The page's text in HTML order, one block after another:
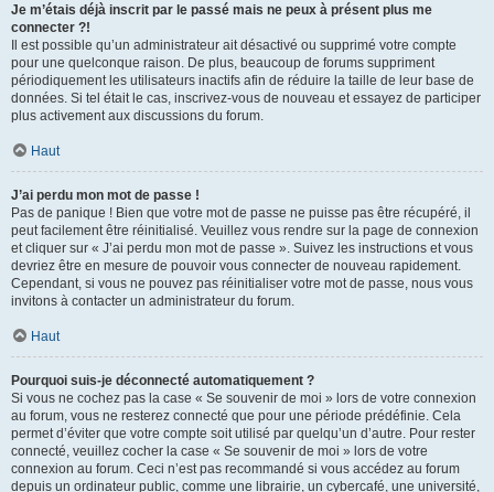
Je m’étais déjà inscrit par le passé mais ne peux à présent plus me
connecter ?!
Il est possible qu’un administrateur ait désactivé ou supprimé votre compte
pour une quelconque raison. De plus, beaucoup de forums suppriment
périodiquement les utilisateurs inactifs afin de réduire la taille de leur base de
données. Si tel était le cas, inscrivez-vous de nouveau et essayez de participer
plus activement aux discussions du forum.
Haut
J’ai perdu mon mot de passe !
Pas de panique ! Bien que votre mot de passe ne puisse pas être récupéré, il
peut facilement être réinitialisé. Veuillez vous rendre sur la page de connexion
et cliquer sur « J’ai perdu mon mot de passe ». Suivez les instructions et vous
devriez être en mesure de pouvoir vous connecter de nouveau rapidement.
Cependant, si vous ne pouvez pas réinitialiser votre mot de passe, nous vous
invitons à contacter un administrateur du forum.
Haut
Pourquoi suis-je déconnecté automatiquement ?
Si vous ne cochez pas la case « Se souvenir de moi » lors de votre connexion
au forum, vous ne resterez connecté que pour une période prédéfinie. Cela
permet d’éviter que votre compte soit utilisé par quelqu’un d’autre. Pour rester
connecté, veuillez cocher la case « Se souvenir de moi » lors de votre
connexion au forum. Ceci n’est pas recommandé si vous accédez au forum
depuis un ordinateur public, comme une librairie, un cybercafé, une université,